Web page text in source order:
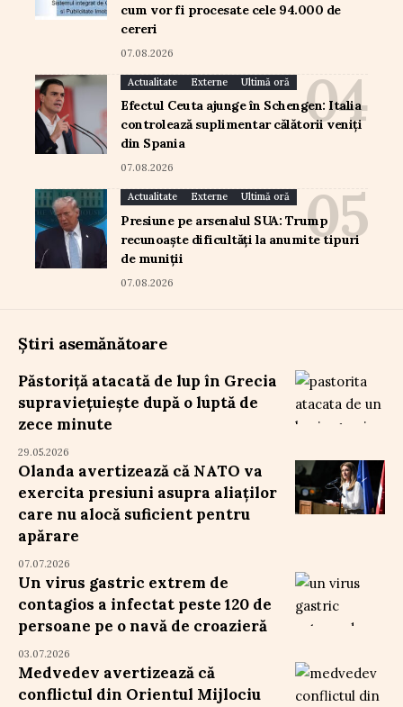
cum vor fi procesate cele 94.000 de
cereri
07.08.2026
Actualitate Externe Ultimă oră
Efectul Ceuta ajunge în Schengen: Italia
controlează suplimentar călătorii veniți
din Spania
07.08.2026
Actualitate Externe Ultimă oră
Presiune pe arsenalul SUA: Trump
recunoaște dificultăți la anumite tipuri
de muniții
07.08.2026
Știri asemănătoare
Păstoriță atacată de lup în Grecia
supraviețuiește după o luptă de
zece minute
29.05.2026
Olanda avertizează că NATO va
exercita presiuni asupra aliaților
care nu alocă suficient pentru
apărare
07.07.2026
Un virus gastric extrem de
contagios a infectat peste 120 de
persoane pe o navă de croazieră
03.07.2026
Medvedev avertizează că
conflictul din Orientul Mijlociu